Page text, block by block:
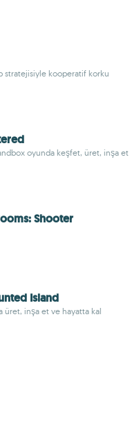
stratejisiyle kooperatif korku
oyunda keşfet, üret, inşa et
Shooter
Island
üret, inşa et ve hayatta kal